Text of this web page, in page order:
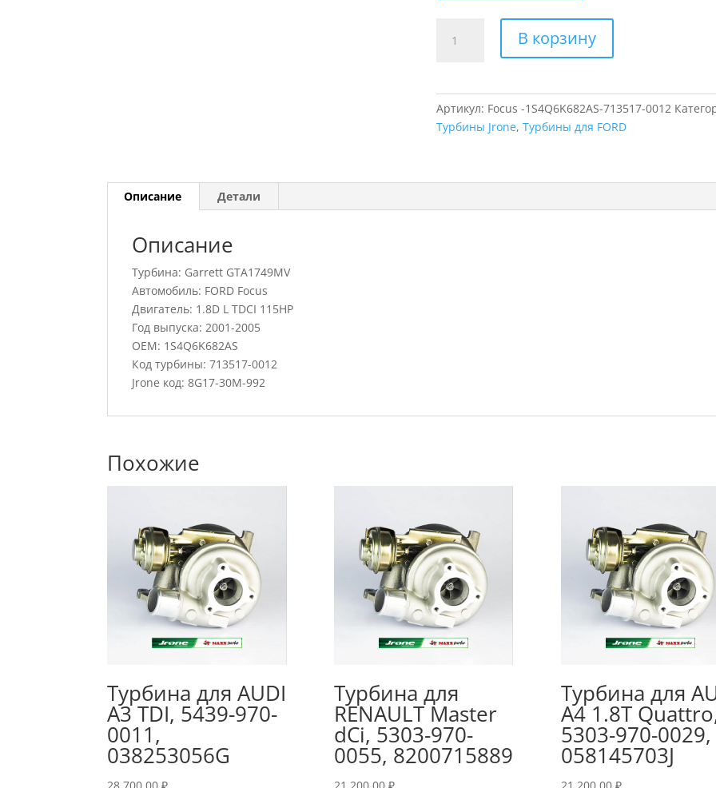
товара
Focus
В корзину
Артикул: Focus -1S4Q6K682AS-713517-0012
Турбины Jrone,Турбины для FORD
Описание Детали
Описание
Турбина: Garrett GTA1749MV
Автомобиль: FORD Focus
Двигатель: 1.8D L TDCI 115HP
Год выпуска: 2001-2005
OEM: 1S4Q6K682AS
Код турбины: 713517-0012
Jrone код: 8G17-30M-992
Похожие
Турбина для AUDI
A3 TDI, 5439-970-
0011,
038253056G
Турбина для
RENAULT Master
dCi, 5303-970-
0055, 8200715889
Турбина для
A4 1.8T
5303-970-0029,
058145703J